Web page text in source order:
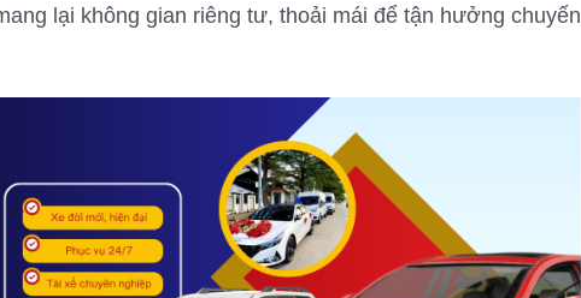
lại không gian riêng tư, thoải mái để tận hưởng chuyến